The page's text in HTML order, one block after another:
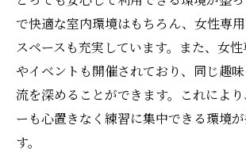
で快適な室内環境はもちろん、女性専
スペースも充実しています。また、女
やイベントも開催されており、同じ趣
流を深めることができます。これによ
ーも心置きなく練習に集中できる環境
す。